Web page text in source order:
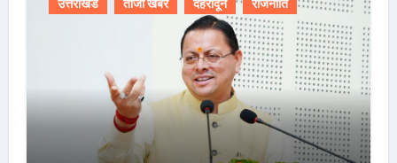
उत्तराखंड ताजा खबर देहरादून राजनीति